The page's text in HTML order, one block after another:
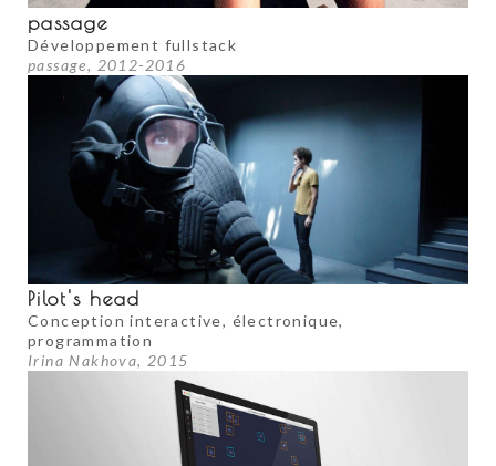
passage
Développement fullstack
passage, 2012-2016
Pilot's head
Conception interactive, électronique,
programmation
Irina Nakhova, 2015